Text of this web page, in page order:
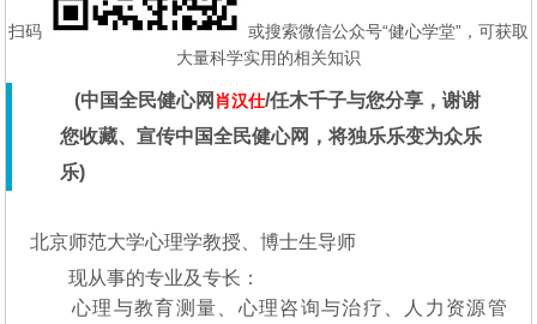
扫码
或搜索微信公众号“健心学堂”，可获取
大量科学实用的相关知识
(中国全民健心网 肖汉仕/任木千子与您分享，谢谢
您收藏、宣传中国全民健心网，将独乐乐变为众乐
乐)
北京师范大学心理学教授、博士生导师
现从事的专业及专长：
心理与教育测量、心理咨询与治疗、人力资源管